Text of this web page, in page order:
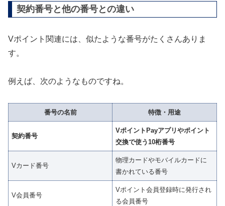
契約番号と他の番号との違い
Vポイント関連には、似たような番号がたくさんありま
す。
例えば、次のようなものですね。
番号の名前 特徴・用途
契約番号
VポイントPayアプリやポイント
交換で使う10桁番号
Vカード番号
物理カードやモバイルカードに
書かれている番号
V会員番号
Vポイント会員登録時に発行され
る会員番号